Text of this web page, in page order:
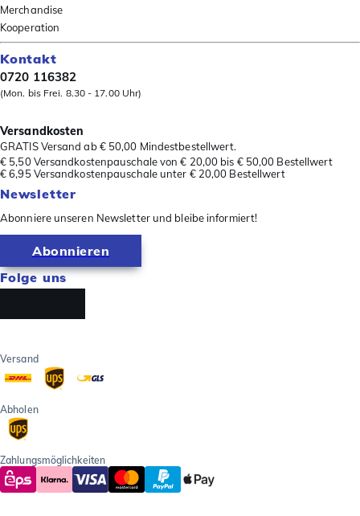
Merchandise
Kooperation
Kontakt
0720 116382
(Mon. bis Frei. 8.30 - 17.00 Uhr)
Versandkosten
GRATIS Versand ab € 50,00 Mindestbestellwert.
€ 5,50 Versandkostenpauschale von € 20,00 bis € 50,00 Bestellwert
€ 6,95 Versandkostenpauschale unter € 20,00 Bestellwert
Newsletter
Abonniere unseren Newsletter und bleibe informiert!
Abonnieren
Folge uns
Versand
Abholen
Zahlungsmöglichkeiten